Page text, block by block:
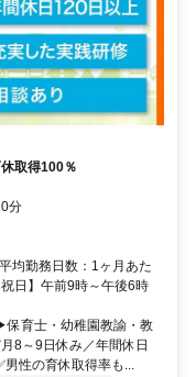
取得100％
分
均勤務日数：1ヶ月あた
日】午前9時～午後6時
保育士・幼稚園教諭・教
8～9日休み／年間休日
男性の育休取得率も...